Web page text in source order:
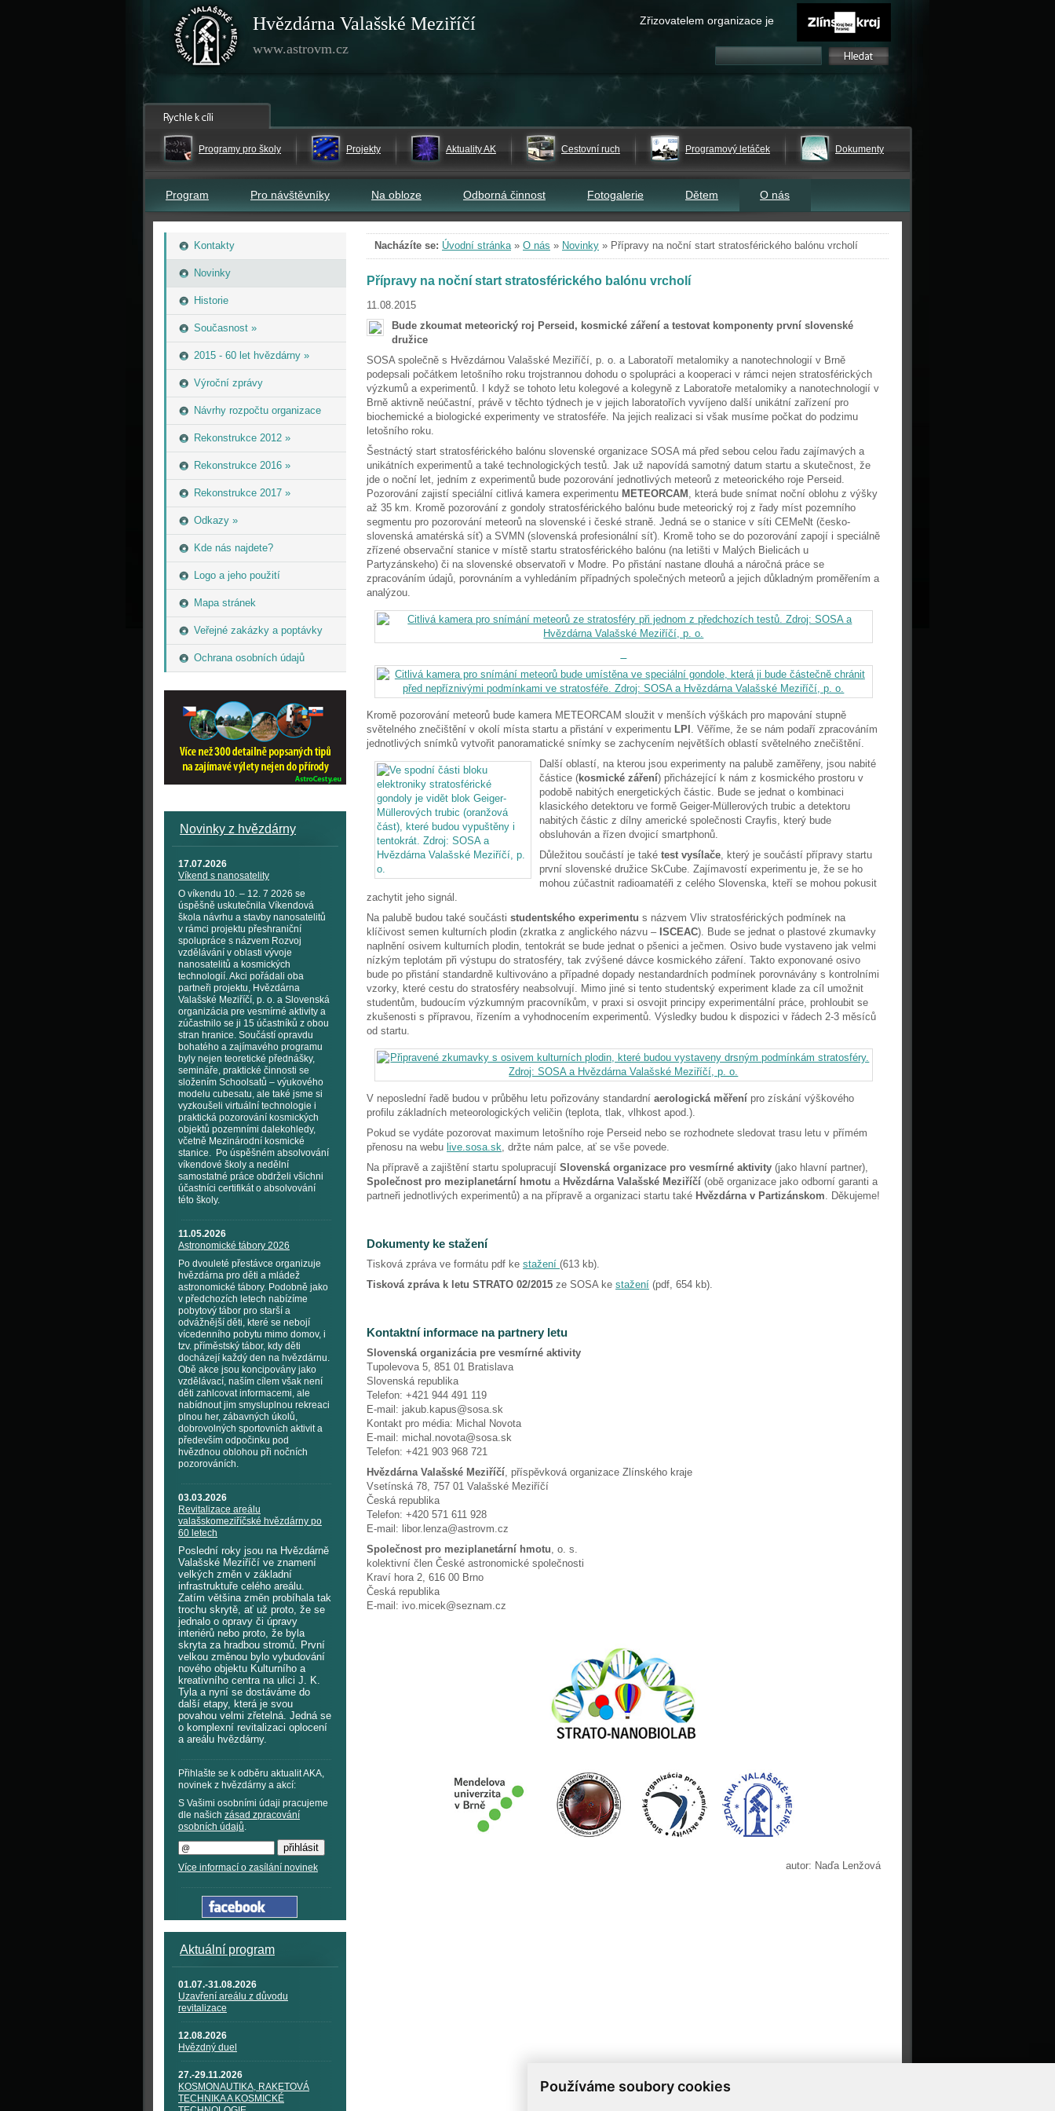
Používáme soubory cookies
Hvězdárna Valašské Meziříčí
www.astrovm.cz
Zřizovatelem organizace je
Programy pro školy Projekty Aktuality AK Cestovní ruch Programový letáček Dokumenty
Program Pro návštěvníky Na obloze Odborná činnost Fotogalerie Dětem O nás
Kontakty
Novinky
Historie
Současnost »
2015 - 60 let hvězdárny »
Výroční zprávy
Návrhy rozpočtu organizace
Rekonstrukce 2012 »
Rekonstrukce 2016 »
Rekonstrukce 2017 »
Odkazy »
Kde nás najdete?
Logo a jeho použití
Mapa stránek
Veřejné zakázky a poptávky
Ochrana osobních údajů
Novinky z hvězdárny
17.07.2026
Víkend s nanosatelity
O víkendu 10. – 12. 7 2026 se
úspěšně uskutečnila Víkendová
škola návrhu a stavby nanosatelitů
v rámci projektu přeshraniční
spolupráce s názvem Rozvoj
vzdělávání v oblasti vývoje
nanosatelitů a kosmických
technologií. Akci pořádali oba
partneři projektu, Hvězdárna
Valašské Meziříčí, p. o. a Slovenská
organizácia pre vesmírné aktivity a
zúčastnilo se ji 15 účastníků z obou
stran hranice. Součástí opravdu
bohatého a zajímavého programu
byly nejen teoretické přednášky,
semináře, praktické činnosti se
složením Schoolsatů – výukového
modelu cubesatu, ale také jsme si
vyzkoušeli virtuální technologie i
praktická pozorování kosmických
objektů pozemními dalekohledy,
včetně Mezinárodní kosmické
stanice. Po úspěšném absolvování
víkendové školy a nedělní
samostatné práce obdrželi všichni
účastníci certifikát o absolvování
této školy.
11.05.2026
Astronomické tábory 2026
Po dvouleté přestávce organizuje
hvězdárna pro děti a mládež
astronomické tábory. Podobně jako
v předchozích letech nabízíme
pobytový tábor pro starší a
odvážnější děti, které se nebojí
vícedenního pobytu mimo domov, i
tzv. příměstský tábor, kdy děti
docházejí každý den na hvězdárnu.
Obě akce jsou koncipovány jako
vzdělávací, naším cílem však není
děti zahlcovat informacemi, ale
nabídnout jim smysluplnou rekreaci
plnou her, zábavných úkolů,
dobrovolných sportovních aktivit a
především odpočinku pod
hvězdnou oblohou při nočních
pozorováních.
03.03.2026
Revitalizace areálu
valašskomeziříčské hvězdárny po
60 letech
Poslední roky jsou na Hvězdárně
Valašské Meziříčí ve znamení
velkých změn v základní
infrastruktuře celého areálu.
Zatím většina změn probíhala tak
trochu skrytě, ať už proto, že se
jednalo o opravy či úpravy
interiérů nebo proto, že byla
skryta za hradbou stromů. První
velkou změnou bylo vybudování
nového objektu Kulturního a
kreativního centra na ulici J. K.
Tyla a nyní se dostáváme do
další etapy, která je svou
povahou velmi zřetelná. Jedná se
o komplexní revitalizaci oplocení
a areálu hvězdárny.
Přihlašte se k odběru aktualit AKA,
novinek z hvězdárny a akcí:
S Vašimi osobními údaji pracujeme
dle našich zásad zpracování
osobních údajů.
Více informací o zasílání novinek
Aktuální program
01.07.-31.08.2026
Uzavření areálu z důvodu
revitalizace
12.08.2026
Hvězdný duel
27.-29.11.2026
KOSMONAUTIKA, RAKETOVÁ
TECHNIKA A KOSMICKÉ
Nacházíte se: Úvodní stránka» O nás » Novinky » Přípravy na noční start stratosférického balónu vrcholí
Přípravy na noční start stratosférického balónu vrcholí
11.08.2015
Bude zkoumat meteorický roj Perseid, kosmické záření a testovat komponenty první slovenské
družice
SOSA společně s Hvězdárnou Valašské Meziříčí, p. o. a Laboratoří metalomiky a nanotechnologií v Brně
podepsali počátkem letošního roku trojstrannou dohodu o spolupráci a kooperaci v rámci nejen stratosférických
výzkumů a experimentů. I když se tohoto letu kolegové a kolegyně z Laboratoře metalomiky a nanotechnologií v
Brně aktivně neúčastní, právě v těchto týdnech je v jejich laboratořích vyvíjeno další unikátní zařízení pro
biochemické a biologické experimenty ve stratosféře. Na jejich realizaci si však musíme počkat do podzimu
letošního roku.
Šestnáctý start stratosférického balónu slovenské organizace SOSA má před sebou celou řadu zajímavých a
unikátních experimentů a také technologických testů. Jak už napovídá samotný datum startu a skutečnost, že
jde o noční let, jedním z experimentů bude pozorování jednotlivých meteorů z meteorického roje Perseid.
Pozorování zajistí speciální citlivá kamera experimentu METEORCAM , která bude snímat noční oblohu z výšky
až 35 km. Kromě pozorování z gondoly stratosférického balónu bude meteorický roj z řady míst pozemního
segmentu pro pozorování meteorů na slovenské i české straně. Jedná se o stanice v síti CEMeNt (česko-
slovenská amatérská síť) a SVMN (slovenská profesionální síť). Kromě toho se do pozorování zapojí i speciálně
zřízené observační stanice v místě startu stratosférického balónu (na letišti v Malých Bielicách u
Partyzánskeho) či na slovenské observatoři v Modre. Po přistání nastane dlouhá a náročná práce se
zpracováním údajů, porovnáním a vyhledáním případných společných meteorů a jejich důkladným proměřením a
analýzou.
Kromě pozorování meteorů bude kamera METEORCAM sloužit v menších výškách pro mapování stupně
světelného znečištění v okolí místa startu a přistání v experimentu LPI . Věříme, že se nám podaří zpracováním
jednotlivých snímků vytvořit panoramatické snímky se zachycením největších oblastí světelného znečištění.
Další oblastí, na kterou jsou experimenty na palubě zaměřeny, jsou nabité
částice (kosmické záření) přicházející k nám z kosmického prostoru v
podobě nabitých energetických částic. Bude se jednat o kombinaci
klasického detektoru ve formě Geiger-Müllerových trubic a detektoru
nabitých částic z dílny americké společnosti Crayfis, který bude
obsluhován a řízen dvojicí smartphonů.
Důležitou součástí je také test vysílače, který je součástí přípravy startu
první slovenské družice SkCube. Zajímavostí experimentu je, že se ho
mohou zúčastnit radioamatéři z celého Slovenska, kteří se mohou pokusit
zachytit jeho signál.
Na palubě budou také součásti studentského experimentu s názvem Vliv stratosférických podmínek na
klíčivost semen kulturních plodin (zkratka z anglického názvu – ISCEAC). Bude se jednat o plastové zkumavky
naplnění osivem kulturních plodin, tentokrát se bude jednat o pšenici a ječmen. Osivo bude vystaveno jak velmi
nízkým teplotám při výstupu do stratosféry, tak zvýšené dávce kosmického záření. Takto exponované osivo
bude po přistání standardně kultivováno a případné dopady nestandardních podmínek porovnávány s kontrolními
vzorky, které cestu do stratosféry neabsolvují. Mimo jiné si tento studentský experiment klade za cíl umožnit
studentům, budoucím výzkumným pracovníkům, v praxi si osvojit principy experimentální práce, prohloubit se
zkušenosti s přípravou, řízením a vyhodnocením experimentů. Výsledky budou k dispozici v řádech 2-3 měsíců
od startu.
V neposlední řadě budou v průběhu letu pořizovány standardní aerologická měření pro získání výškového
profilu základních meteorologických veličin (teplota, tlak, vlhkost apod.).
Pokud se vydáte pozorovat maximum letošního roje Perseid nebo se rozhodnete sledovat trasu letu v přímém
přenosu na webu live.sosa.sk, držte nám palce, ať se vše povede.
Na přípravě a zajištění startu spolupracují Slovenská organizace pro vesmírné aktivity (jako hlavní partner),
Společnost pro meziplanetární hmotu a Hvězdárna Valašské Meziříčí (obě organizace jako odborní garanti a
partneři jednotlivých experimentů) a na přípravě a organizaci startu také Hvězdárna v Partizánskom. Děkujeme!
Dokumenty ke stažení
Tisková zpráva ve formátu pdf ke stažení (613 kb).
Tisková zpráva k letu STRATO 02/2015 ze SOSA ke stažení (pdf, 654 kb).
Kontaktní informace na partnery letu
Slovenská organizácia pre vesmírné aktivity
Tupolevova 5, 851 01 Bratislava
Slovenská republika
Telefon: +421 944 491 119
E-mail: jakub.kapus@sosa.sk
Kontakt pro média: Michal Novota
E-mail: michal.novota@sosa.sk
Telefon: +421 903 968 721
Hvězdárna Valašské Meziříčí, příspěvková organizace Zlínského kraje
Vsetínská 78, 757 01 Valašské Meziříčí
Česká republika
Telefon: +420 571 611 928
E-mail: libor.lenza@astrovm.cz
Společnost pro meziplanetární hmotu, o. s.
kolektivní člen České astronomické společnosti
Kraví hora 2, 616 00 Brno
Česká republika
E-mail: ivo.micek@seznam.cz
autor: Naďa Lenžová